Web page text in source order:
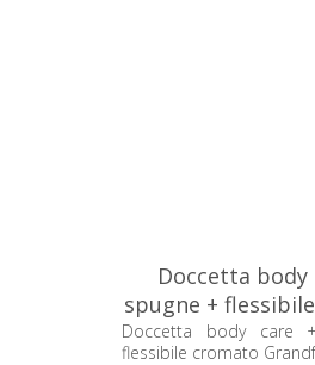
Doccetta body
spugne +
Grandform
Doccetta body care
flessibile cromato